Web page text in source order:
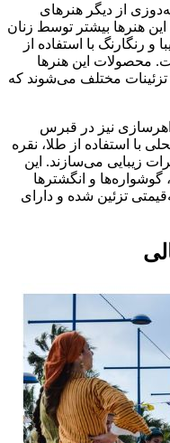
از دیگر هنرهای
هنرها بیشتر توسط زنان
رنگارنگ با استفاده از
محصولات این هنرها
مختلف می‌شوند که
نیز در قبرس
با استفاده از طلا، نقره
زیبایی می‌سازند. این
گوشواره‌ها و انگشترها
تزئین شده و دارای